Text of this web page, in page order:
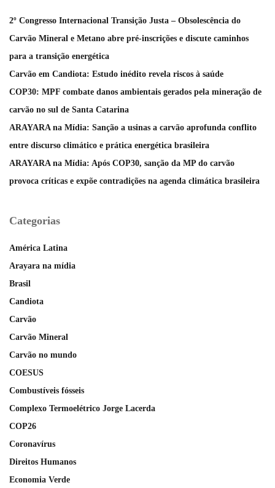
2º Congresso Internacional Transição Justa – Obsolescência do
Carvão Mineral e Metano abre pré-inscrições e discute caminhos
para a transição energética
Carvão em Candiota: Estudo inédito revela riscos à saúde
COP30: MPF combate danos ambientais gerados pela mineração de
carvão no sul de Santa Catarina
ARAYARA na Mídia: Sanção a usinas a carvão aprofunda conflito
entre discurso climático e prática energética brasileira
ARAYARA na Mídia: Após COP30, sanção da MP do carvão
provoca críticas e expõe contradições na agenda climática brasileira
Categorias
América Latina
Arayara na mídia
Brasil
Candiota
Carvão
Carvão Mineral
Carvão no mundo
COESUS
Combustíveis fósseis
Complexo Termoelétrico Jorge Lacerda
COP26
Coronavírus
Direitos Humanos
Economia Verde